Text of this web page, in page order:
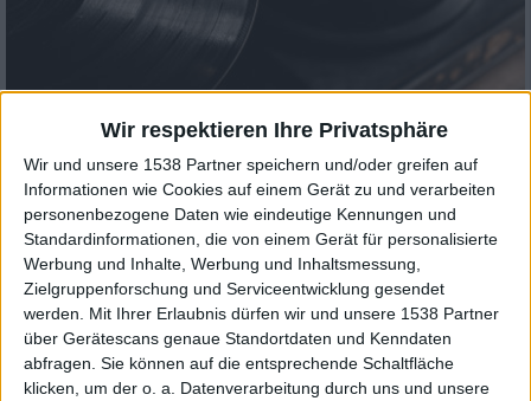
Wir respektieren Ihre Privatsphäre
Wir und unsere 1538 Partner speichern und/oder greifen auf
Informationen wie Cookies auf einem Gerät zu und verarbeiten
personenbezogene Daten wie eindeutige Kennungen und
Standardinformationen, die von einem Gerät für personalisierte
Werbung und Inhalte, Werbung und Inhaltsmessung,
Zielgruppenforschung und Serviceentwicklung gesendet
werden.
Mit Ihrer Erlaubnis dürfen wir und unsere 1538 Partner
über Gerätescans genaue Standortdaten und Kenndaten
abfragen. Sie können auf die entsprechende Schaltfläche
klicken, um der o. a. Datenverarbeitung durch uns und unsere
metal.de
Der große Redaktionspoll 2022
Wie jedes Jahr ist die metal.de-Redaktion 2022 einmal in
sich gegangen, um ihre persönlichen High- und Lowlights
des Jahres zu reflektieren.